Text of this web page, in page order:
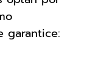
garantice: